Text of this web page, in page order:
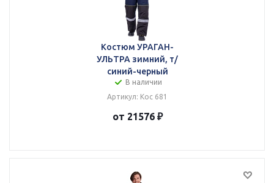
Костюм УРАГАН-
УЛЬТРА зимний, т/
синий-черный
В наличии
Артикул: Кос 681
от 21576 ₽